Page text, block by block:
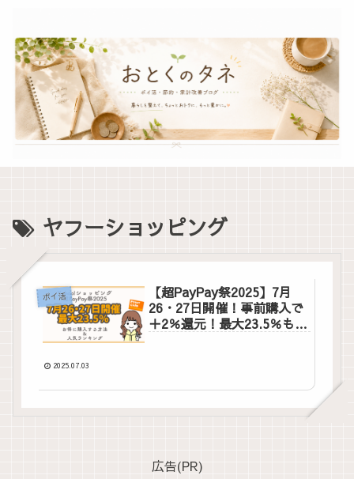
ヤフーショッピング
ポイ活
【超PayPay祭2025】7月
26・27日開催！事前購入で
＋2％還元！最大23.5％もお
2025.07.03
広告(PR)